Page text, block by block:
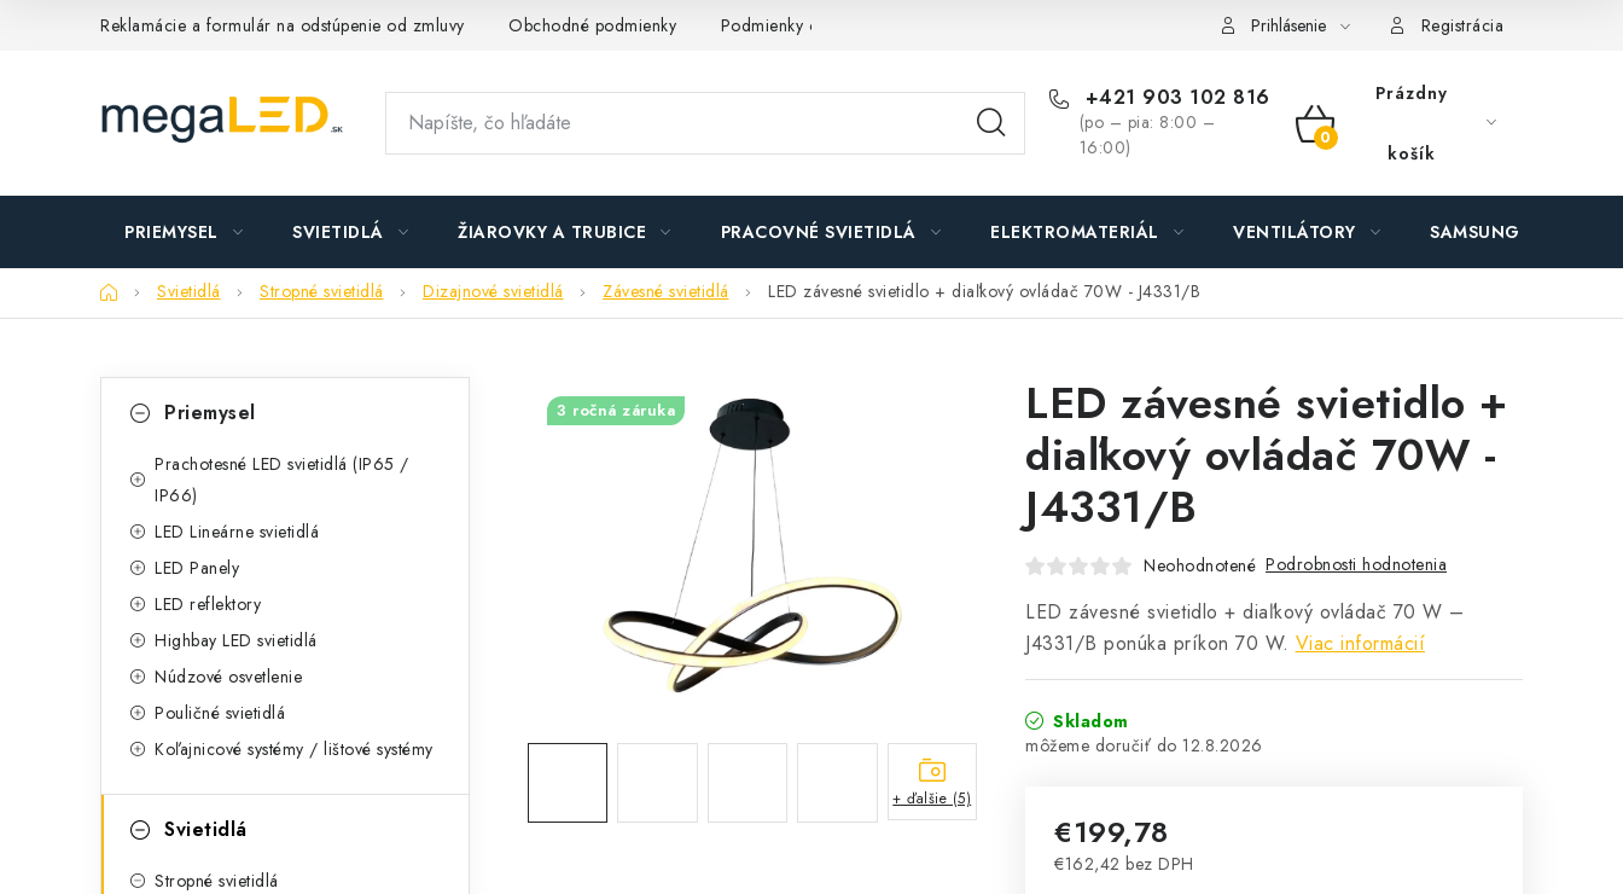
Reklamácie a formulár na odstúpenie od zmluvy Obchodné podmienky Podmienky ochrany osobných údajov O nás - MEGALED & JANTON Zákamenné Zľavy pre profíkov
Prihlásenie Registrácia
+421 903 102 816
(po – pia: 8:00 –
16:00)
NÁKUPNÝ
KOŠÍK
Prázdny
košík
PRIEMYSEL SVIETIDLÁ ŽIAROVKY A TRUBICE PRACOVNÉ SVIETIDLÁ ELEKTROMATERIÁL VENTILÁTORY SAMSUNG SVIETIDLÁ
DomovSvietidlá Stropné svietidlá Dizajnové svietidlá Závesné svietidlá LED závesné svietidlo + diaľkový ovládač 70W - J4331/B
l
kategóriePriemysel
Prachotesné LED svietidlá (IP65 /
IP66)
LED Lineárne svietidlá
LED Panely
LED reflektory
Highbay LED svietidlá
Núdzové osvetlenie
Pouličné svietidlá
Koľajnicové systémy / lištové systémy
Svietidlá
Stropné svietidlá
LED závesné svietidlo +
diaľkový ovládač 70W -
J4331/B
Neohodnotené Podrobnosti hodnotenia
LED závesné svietidlo + diaľkový ovládač 70 W –
J4331/B ponúka príkon 70 W. Viac informácií
Skladom
12.8.2026
€199,78
€162,42 bez DPH
3 ročná záruka
+ ďalšie (5)